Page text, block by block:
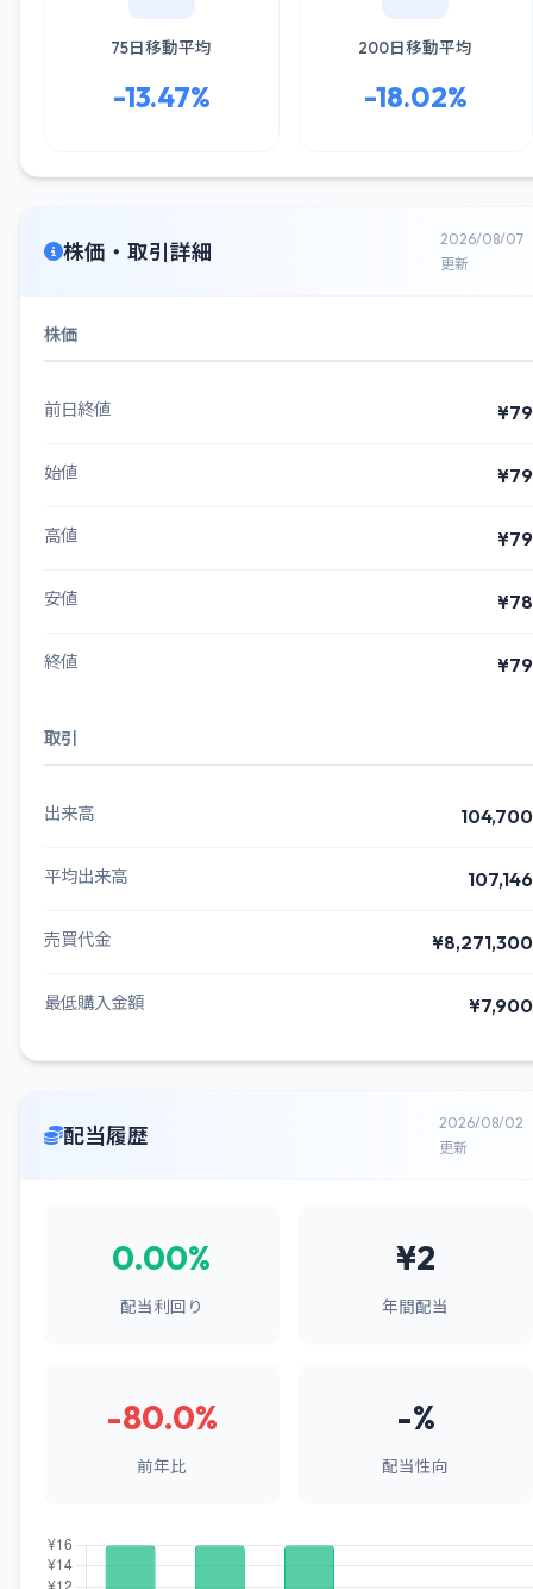
75日移動平均
-13.47%
200日移動平均
-18.02%
株価・取引詳細
2026/08/07
更新
株価
前日終値 ¥79
始値 ¥79
高値 ¥79
安値 ¥78
終値 ¥79
取引
出来高 104,700
平均出来高 107,146
売買代金 ¥8,271,300
最低購入金額 ¥7,900
配当履歴
2026/08/02
更新
0.00%
配当利回り
¥2
年間配当
-80.0%
前年比
-%
配当性向